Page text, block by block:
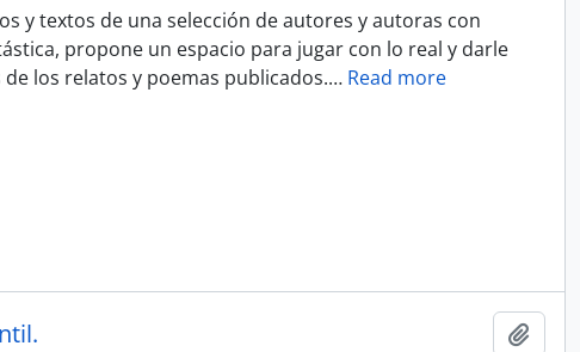
y textos de una selección de autores y autoras con
propone un espacio para jugar con lo real y darle
los relatos y poemas publicados.… Read more